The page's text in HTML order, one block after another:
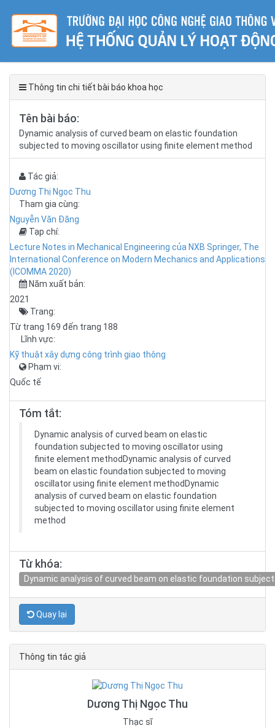
Thông tin chi tiết bài báo khoa học
Tên bài báo:
Dynamic analysis of curved beam on elastic foundation
subjected to moving oscillator using finite element method
Tác giả:
Dương Thị Ngọc Thu
Tham gia cùng:
Nguyễn Văn Đăng
Tạp chí:
Lecture Notes in Mechanical Engineering của NXB Springer, The
International Conference on Modern Mechanics and Applications
(ICOMMA 2020)
Năm xuất bản:
2021
Trang:
Từ trang 169 đến trang 188
Lĩnh vực:
Kỹ thuật xây dựng công trình giao thông
Phạm vi:
Quốc tế
Tóm tắt:
Dynamic analysis of curved beam on elastic
foundation subjected to moving oscillator using
finite element methodDynamic analysis of curved
beam on elastic foundation subjected to moving
oscillator using finite element methodDynamic
analysis of curved beam on elastic foundation
subjected to moving oscillator using finite element
method
Từ khóa:
Dynamic analysis of curved beam on elastic foundation
Quay lại
Thông tin tác giả
Dương Thị Ngọc Thu
Thạc sĩ